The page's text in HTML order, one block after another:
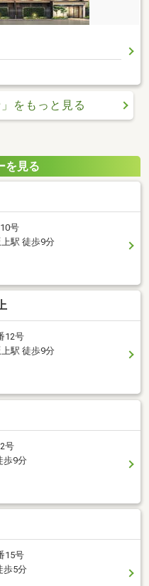
」をもっと見る
を見る
号
駅 徒歩9分
12号
駅 徒歩9分
号
歩9分
15号
歩5分